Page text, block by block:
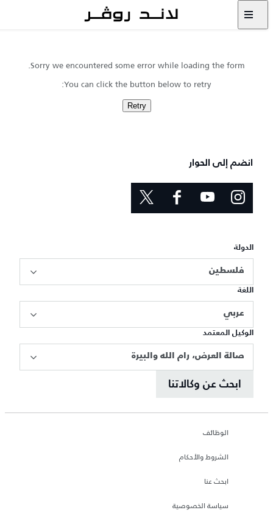
Sorry we encountered some error while loading the form.
You can click the button below to retry:
Retry
انضم إلى الحوار
الدولة
فلسطين
اللغة
عربي
الوكيل المعتمد
صالة العرض، رام الله والبيرة
ابحث عن وكالاتنا
الوظائف
الشروط والأحكام
ابحث عنا
سياسة الخصوصية